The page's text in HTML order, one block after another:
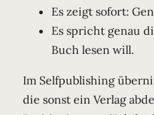
Es zeigt sofort:
Es spricht genau
Buch lesen will.
Im Selfpublishing
die sonst ein Verlag